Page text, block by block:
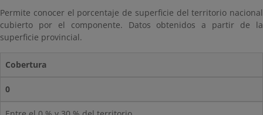
Permite conocer el porcentaje de superficie del territorio nacional
cubierto por el componente. Datos obtenidos a partir de la
superficie provincial.
Cobertura
0